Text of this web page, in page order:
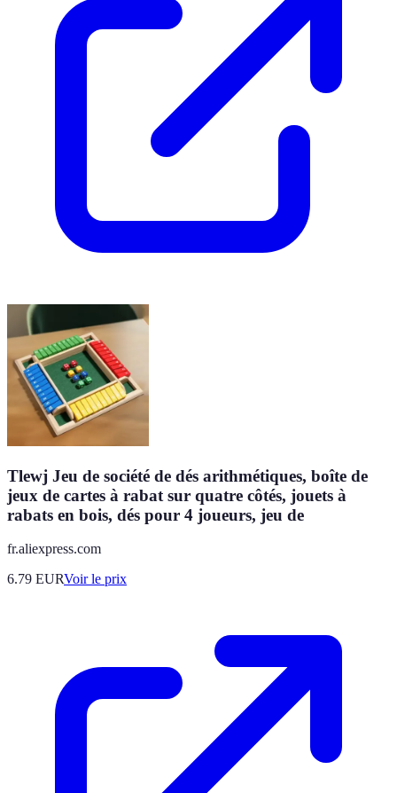
Tlewj Jeu de société de dés arithmétiques, boîte de
jeux de cartes à rabat sur quatre côtés, jouets à
rabats en bois, dés pour 4 joueurs, jeu de
fr.aliexpress.com
6.79 EURVoir le prix